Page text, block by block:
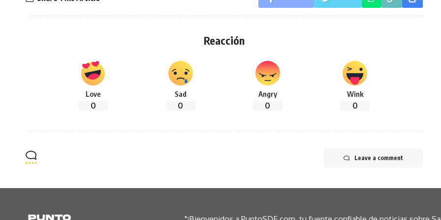
Reacción
Love
0
Sad
0
Angry
0
Wink
0
Leave a comment